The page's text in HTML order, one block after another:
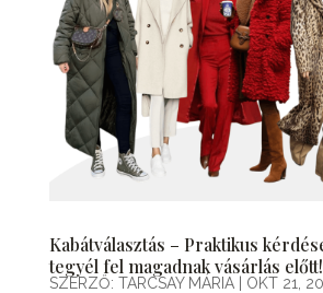
Kabátválasztás – Praktikus
tegyél fel magadnak vásárlás előtt!
SZERZŐ: TARCSAY MÁRIA| OKT 21,